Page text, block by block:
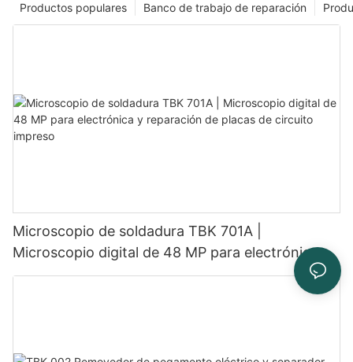
Banco de trabajo de reparación
Productos populares
Microscopio de soldadura TBK 701A |
Microscopio digital de 48 MP para electrónica y
reparación de placas de circuito impreso